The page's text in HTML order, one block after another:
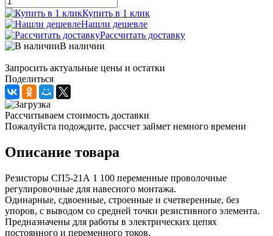
Купить в 1 клик
Нашли дешевле
Рассчитать доставку
В наличии
Запросить актуальные цены и остатки
Поделиться
Рассчитываем стоимость доставки
Пожалуйста подождите, рассчет займет немного времени
Описание товара
Резисторы СП5-21А 1 100 переменные проволочные
регулировочные для навесного монтажа.
Одинарные, сдвоенные, строенные и счетверенные, без
упоров, с выводом со средней точки резистивного элемента.
Предназначены для работы в электрических цепях
постоянного и переменного токов.